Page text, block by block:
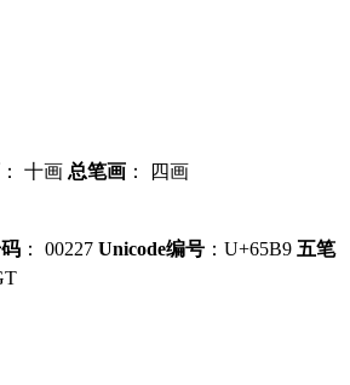
： 十画 总笔画 ：
四画
： 00227 Unicode编号 ：U+65B9 五笔